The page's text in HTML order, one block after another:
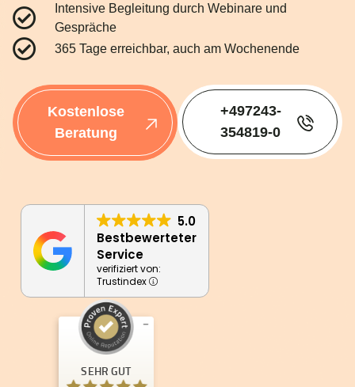
Intensive Begleitung durch Webinare und
Gespräche
365 Tage erreichbar, auch am Wochenende
Kostenlose
Beratung
+497243-
354819-0
5.0
Bestbewerteter
Service
verifiziert von:
Trustindex
SEHR GUT
Kundenbewertungen und Erfahrungen zu
New Weight